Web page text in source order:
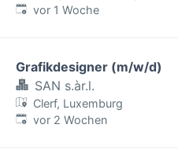
Veröffentlicht:
vor 1 Woche
Grafikdesigner (m/w/d)
SAN s.àr.l.
Clerf, Luxemburg
Veröffentlicht:
vor 2 Wochen